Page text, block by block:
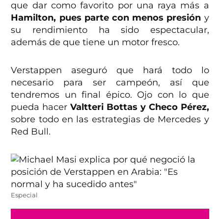
que dar como favorito por una raya más a
Hamilton, pues parte con menos presión y
su rendimiento ha sido espectacular,
además de que tiene un motor fresco.
Verstappen aseguró que hará todo lo
necesario para ser campeón, así que
tendremos un final épico. Ojo con lo que
pueda hacerValtteri Bottas y Checo Pérez,
sobre todo en las estrategias de Mercedes y
Red Bull.
Especial